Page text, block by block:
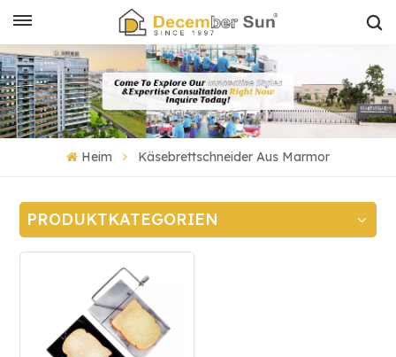
Heim Käsebrettschneider Aus Marmor
PRODUKTKATEGORIEN